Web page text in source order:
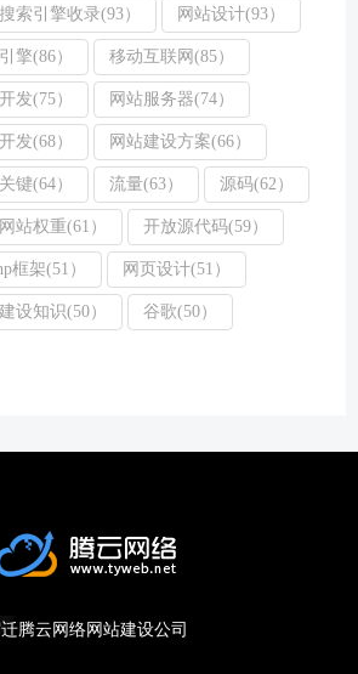
搜索引擎收录(93） 网站设计(93）
引擎(86） 移动互联网(85）
开发(75） 网站服务器(74）
发(68） 网站建设方案(66）
关键(64） 流量(63） 源码(62）
网站权重(61） 开放源代码(59）
框架(51） 网页设计(51）
设知识(50） 谷歌(50）
腾云网络网站建设公司